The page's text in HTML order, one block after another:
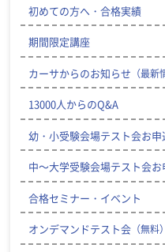
初めての方へ・合格実績
期間限定講座
カーサからのお知らせ （最新
13000人からのQ&A
幼・小受験会場テスト会お申
中～大学受験会場テスト会お
合格セミナー・イベント
オンデマンドテスト会 （無料）